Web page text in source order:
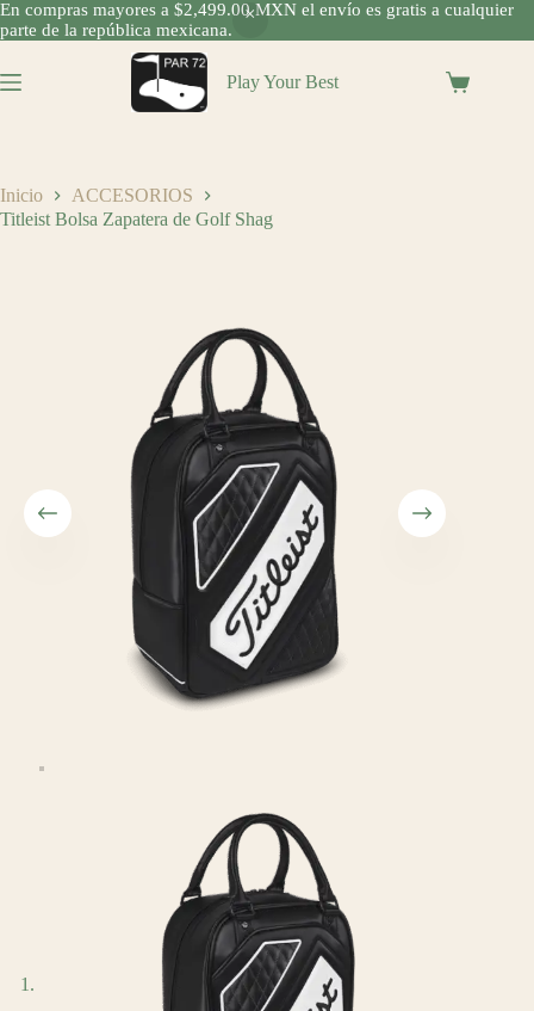
En compras mayores a $2,499.00 MXN el envío es gratis a cualquier
parte de la república mexicana.
al
contenido
Play Your Best
Shopping
Inicio
ACCESORIOS
Titleist Bolsa Zapatera de Golf Shag